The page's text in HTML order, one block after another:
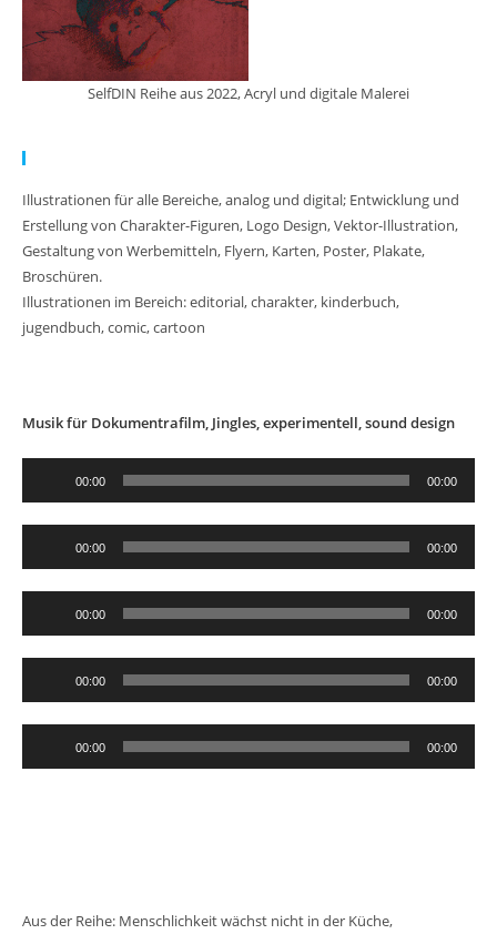
SelfDIN Reihe aus 2022, Acryl und digitale Malerei
Illustrationen für alle Bereiche, analog und digital; Entwicklung und
Erstellung von Charakter-Figuren, Logo Design, Vektor-Illustration,
Gestaltung von Werbemitteln, Flyern, Karten, Poster, Plakate,
Broschüren.
Illustrationen im Bereich: editorial, charakter, kinderbuch,
jugendbuch, comic, cartoon
Musik für Dokumentrafilm, Jingles, experimentell, sound design
00:00 00:00
00:00 00:00
00:00 00:00
00:00 00:00
00:00 00:00
Aus der Reihe: Menschlichkeit wächst nicht in der Küche,